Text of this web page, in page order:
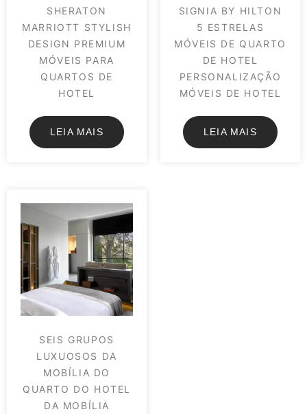
SHERATON
MARRIOTT STYLISH
DESIGN PREMIUM
MÓVEIS PARA
QUARTOS DE
HOTEL
LEIA MAIS
SIGNIA BY HILTON
5 ESTRELAS
MÓVEIS DE QUARTO
DE HOTEL
PERSONALIZAÇÃO
MÓVEIS DE HOTEL
LEIA MAIS
SEIS GRUPOS
LUXUOSOS DA
MOBÍLIA DO
QUARTO DO HOTEL
DA MOBÍLIA